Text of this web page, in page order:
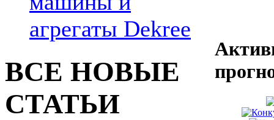
агрегаты Dekree
ВСЕ НОВЫЕ
СТАТЬИ